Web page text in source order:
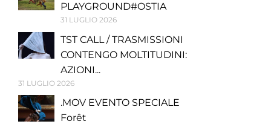
PLAYGROUND#OSTIA
31 LUGLIO 2026
TST CALL / TRASMISSIONI
CONTENGO MOLTITUDINI:
AZIONI...
31 LUGLIO 2026
.MOV EVENTO SPECIALE
Forêt